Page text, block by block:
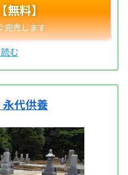
無料】
代供養